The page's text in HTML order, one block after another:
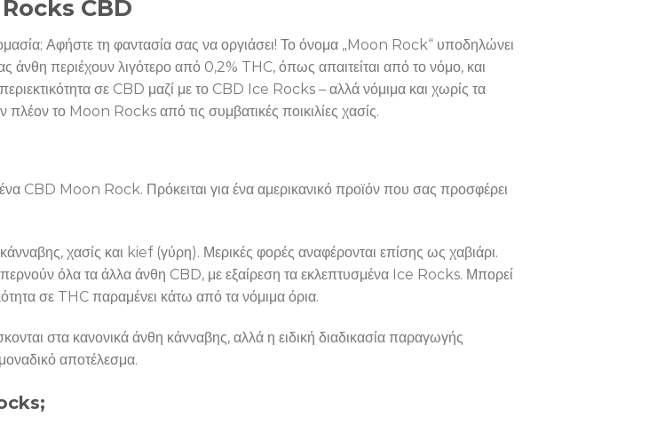
Rocks CBD
Αφήστε τη φαντασία σας να οργιάσει! Το όνομα „Moon Rock“ υποδηλώνει
άνθη περιέχουν λιγότερο από 0,2% THC, όπως απαιτείται από το νόμο, και
σε CBD μαζί με το CBD Ice Rocks – αλλά νόμιμα και χωρίς τα
το Moon Rocks από τις συμβατικές ποικιλίες χασίς.
CBD Moon Rock. Πρόκειται για ένα αμερικανικό προϊόν που σας προσφέρει
χασίς και kief (γύρη). Μερικές φορές αναφέρονται επίσης ως χαβιάρι.
όλα τα άλλα άνθη CBD, με εξαίρεση τα εκλεπτυσμένα Ice Rocks. Μπορεί
σε THC παραμένει κάτω από τα νόμιμα όρια.
στα κανονικά άνθη κάνναβης, αλλά η ειδική διαδικασία παραγωγής
αποτέλεσμα.